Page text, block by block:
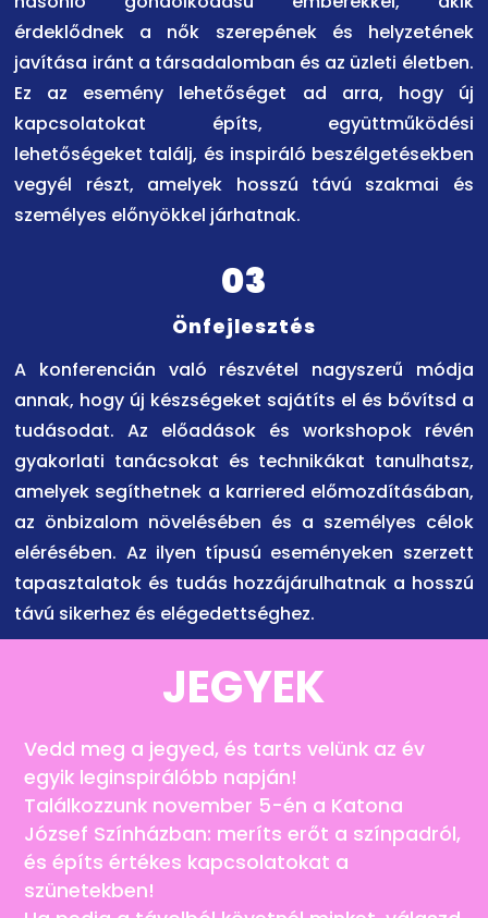
érdeklődnek a nők szerepének és helyzetének
javítása iránt a társadalomban és az üzleti életben.
Ez az esemény lehetőséget ad arra, hogy új
kapcsolatokat építs, együttműködési
lehetőségeket találj, és inspiráló beszélgetésekben
vegyél részt, amelyek hosszú távú szakmai és
személyes előnyökkel járhatnak.
03
Önfejlesztés
A konferencián való részvétel nagyszerű módja
annak, hogy új készségeket sajátíts el és bővítsd a
tudásodat. Az előadások és workshopok révén
gyakorlati tanácsokat és technikákat tanulhatsz,
amelyek segíthetnek a karriered előmozdításában,
az önbizalom növelésében és a személyes célok
elérésében. Az ilyen típusú eseményeken szerzett
tapasztalatok és tudás hozzájárulhatnak a hosszú
távú sikerhez és elégedettséghez.
JEGYEK
Vedd meg a jegyed, és tarts velünk az év
egyik leginspirálóbb napján!
Találkozzunk november 5-én a Katona
József Színházban: meríts erőt a színpadról,
és építs értékes kapcsolatokat a
szünetekben!